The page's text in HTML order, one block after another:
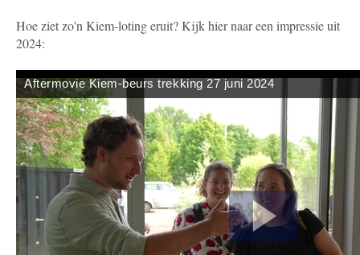
Hoe ziet zo'n Kiem-loting eruit? Kijk hier naar een impressie uit
2024: